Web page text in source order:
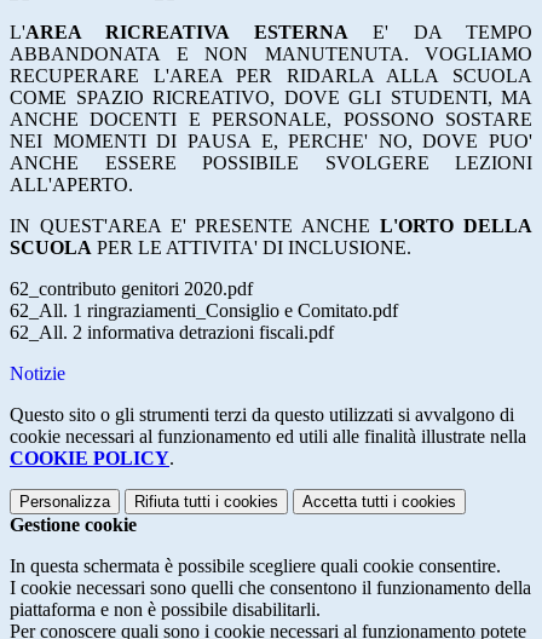
L'AREA RICREATIVA ESTERNA E' DA TEMPO
ABBANDONATA E NON MANUTENUTA. VOGLIAMO
RECUPERARE L'AREA PER RIDARLA ALLA SCUOLA
COME SPAZIO RICREATIVO, DOVE GLI STUDENTI, MA
ANCHE DOCENTI E PERSONALE, POSSONO SOSTARE
NEI MOMENTI DI PAUSA E, PERCHE' NO, DOVE PUO'
ANCHE ESSERE POSSIBILE SVOLGERE LEZIONI
ALL'APERTO.
IN QUEST'AREA E' PRESENTE ANCHEL'ORTO DELLA
SCUOLA PER LE ATTIVITA' DI INCLUSIONE.
62_contributo genitori 2020.pdf
62_All. 1 ringraziamenti_Consiglio e Comitato.pdf
62_All. 2 informativa detrazioni fiscali.pdf
Notizie
Questo sito o gli strumenti terzi da questo utilizzati si avvalgono di
cookie necessari al funzionamento ed utili alle finalità illustrate nella
COOKIE POLICY.
Personalizza Rifiuta tutti i cookies Accetta tutti i cookies
Gestione cookie
In questa schermata è possibile scegliere quali cookie consentire.
I cookie necessari sono quelli che consentono il funzionamento della
piattaforma e non è possibile disabilitarli.
Per conoscere quali sono i cookie necessari al funzionamento potete